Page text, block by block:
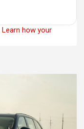
Learn how your